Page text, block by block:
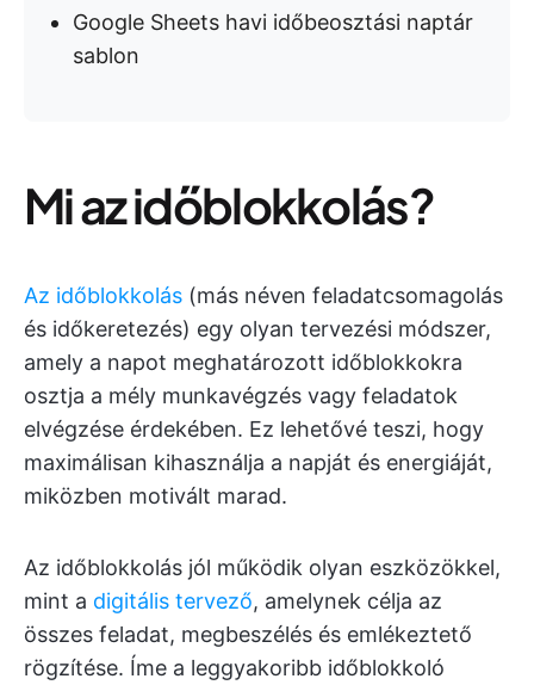
Google Sheets havi időbeosztási naptár
sablon
Mi az időblokkolás?
Az időblokkolás (más néven feladatcsomagolás
és időkeretezés) egy olyan tervezési módszer,
amely a napot meghatározott időblokkokra
osztja a mély munkavégzés vagy feladatok
elvégzése érdekében. Ez lehetővé teszi, hogy
maximálisan kihasználja a napját és energiáját,
miközben motivált marad.
Az időblokkolás jól működik olyan eszközökkel,
mint a digitális tervező, amelynek célja az
összes feladat, megbeszélés és emlékeztető
rögzítése. Íme a leggyakoribb időblokkoló